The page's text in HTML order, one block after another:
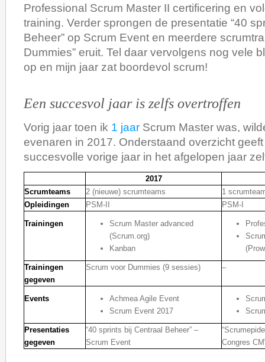
Professional Scrum Master II certificering en
training. Verder sprongen de presentatie “40
Beheer” op Scrum Event en meerdere
Dummies” eruit. Tel daar vervolgens nog vele
op en mijn jaar zat boordevol scrum!
Een succesvol jaar is zelfs overtroffen
Vorig jaar toen ik 1 jaar Scrum Master was,
evenaren in 2017. Onderstaand overzicht
succesvolle vorige jaar in het afgelopen jaar
2017
Scrumteams
2 (nieuwe) scrumteams
1
Opleidingen
PSM-II PSM-I
Trainingen
Scrum Master advanced
(Scrum.org)
Kanban
Trainingen
gegeven
Scrum voor Dummies (9 sessies) –
Events
Achmea Agile Event
Scrum Event 2017
Presentaties
gegeven
“40 sprints bij Centraal Beheer” –
Scrum Event
Congres